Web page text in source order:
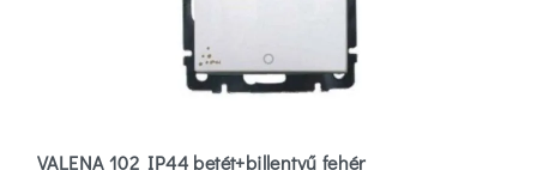
VALENA 102 IP44 betét+billentyű fehér